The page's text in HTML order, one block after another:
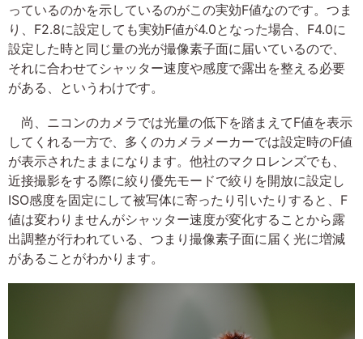
っているのかを示しているのがこの実効F値なのです。つま
り、F2.8に設定しても実効F値が4.0となった場合、F4.0に
設定した時と同じ量の光が撮像素子面に届いているので、
それに合わせてシャッター速度や感度で露出を整える必要
がある、というわけです。
尚、ニコンのカメラでは光量の低下を踏まえてF値を表示
してくれる一方で、多くのカメラメーカーでは設定時のF値
が表示されたままになります。他社のマクロレンズでも、
近接撮影をする際に絞り優先モードで絞りを開放に設定し
ISO感度を固定にして被写体に寄ったり引いたりすると、F
値は変わりませんがシャッター速度が変化することから露
出調整が行われている、つまり撮像素子面に届く光に増減
があることがわかります。